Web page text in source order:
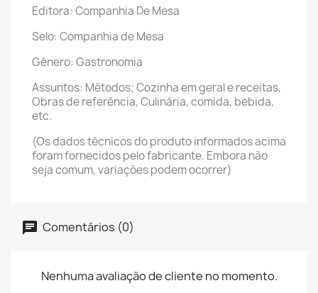
Editora: Companhia De Mesa
Selo: Companhia de Mesa
Gênero: Gastronomia
Assuntos: Métodos; Cozinha em geral e receitas,
Obras de referência, Culinária, comida, bebida,
etc.
(Os dados técnicos do produto informados acima
foram fornecidos pelo fabricante. Embora não
seja comum, variações podem ocorrer)
Comentários (0)
Nenhuma avaliação de cliente no momento.